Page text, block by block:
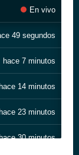
En vivo
49 segundos
hace 7 minutos
14 minutos
23 minutos
30 minutos